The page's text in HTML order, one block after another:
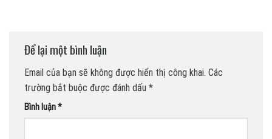
Để lại một bình luận
Email của bạn sẽ không được hiển thị công khai. Các
trường bắt buộc được đánh dấu *
Bình luận*